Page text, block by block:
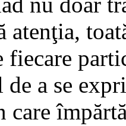
atenţia,
fiecare
a se